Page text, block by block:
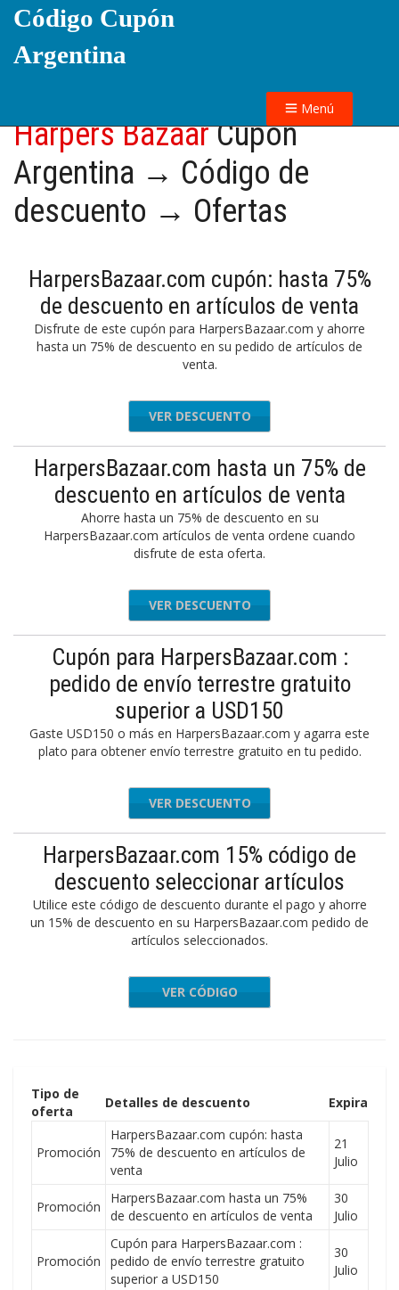
Código Cupón
Argentina
Menú
Harpers BazaarCupón
Argentina → Código de
descuento → Ofertas
HarpersBazaar.com cupón: hasta 75%
de descuento en artículos de venta
Disfrute de este cupón para HarpersBazaar.com y ahorre
hasta un 75% de descuento en su pedido de artículos de
venta.
VER DESCUENTO
HarpersBazaar.com hasta un 75% de
descuento en artículos de venta
Ahorre hasta un 75% de descuento en su
HarpersBazaar.com artículos de venta ordene cuando
disfrute de esta oferta.
VER DESCUENTO
Cupón para HarpersBazaar.com :
pedido de envío terrestre gratuito
superior a USD150
Gaste USD150 o más en HarpersBazaar.com y agarra este
plato para obtener envío terrestre gratuito en tu pedido.
VER DESCUENTO
HarpersBazaar.com 15% código de
descuento seleccionar artículos
Utilice este código de descuento durante el pago y ahorre
un 15% de descuento en su HarpersBazaar.com pedido de
artículos seleccionados.
NKYOU15
VER CÓDIGO
Tipo de
oferta
Detalles de descuento Expira
Promoción
HarpersBazaar.com cupón: hasta
75% de descuento en artículos de
venta
21
Julio
Promoción
HarpersBazaar.com hasta un 75%
de descuento en artículos de venta
30
Julio
Promoción
Cupón para HarpersBazaar.com :
pedido de envío terrestre gratuito
superior a USD150
30
Julio